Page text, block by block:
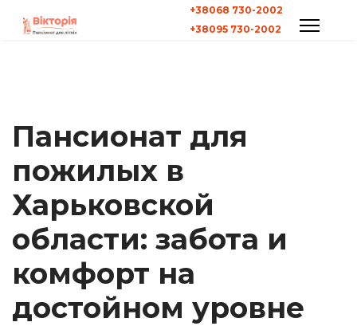
+38068 730-2002
+38095 730-2002
Пансионат для
пожилых в
Харьковской
области: забота и
комфорт на
достойном уровне